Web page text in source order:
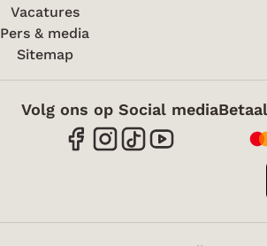
Vacatures
Pers & media
Sitemap
Volg ons op Social media